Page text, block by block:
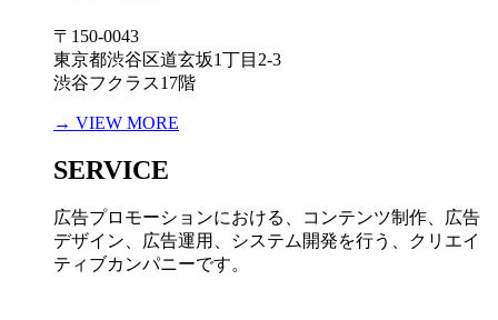
〒150-0043
東京都渋谷区道玄坂1丁目2-3
渋谷フクラス17階
→ VIEW MORE
SERVICE
広告プロモーションにおける、コンテンツ制作、広告
デザイン、広告運用、システム開発を行う、
クリエイ
ティブカンパニーです。